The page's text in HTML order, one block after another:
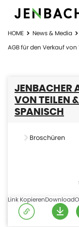
HOME News & Media
AGB für den Verkauf
JENBACHER
VON TEILEN
SPANISCH
Broschüren
Link KopierenDownload